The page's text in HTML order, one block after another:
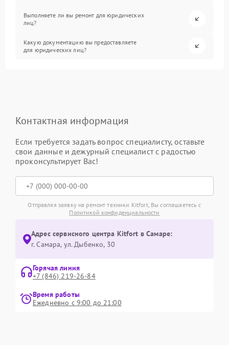
Выполняете ли вы ремонт для юридических
лиц?
Какую документацию вы предоставляете
для юридических лиц?
Контактная информация
Если требуется задать вопрос специалисту, оставьте
свои данные и дежурный специалист с радостью
проконсультирует Вас!
Отправляя заявку на ремонт техники Kitfort, Вы соглашаетесь с
Политикой конфиденциальности
Адрес сервисного центра Kitfort в Самаре:
г. Самара, ул. Дыбенко, 30
Горячая линия
+7 (846) 219-26-84
Время работы
Ежедневно с 9:00 до 21:00